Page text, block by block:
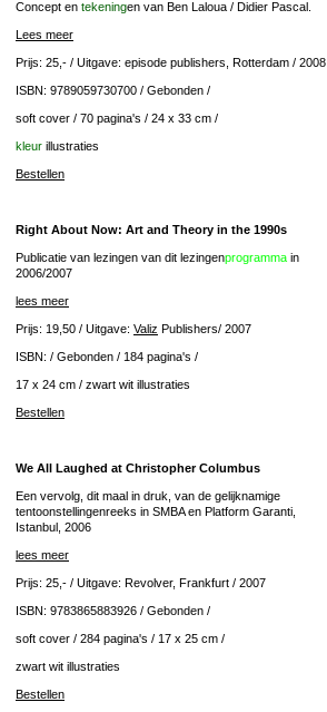
Concept en tekeningen van Ben Laloua / Didier Pascal.
Lees meer
Prijs: 25,- / Uitgave: episode publishers, Rotterdam / 2008
ISBN: 9789059730700 / Gebonden /
soft cover / 70 pagina's / 24 x 33 cm /
kleur illustraties
Bestellen
Right About Now: Art and Theory in the 1990s
Publicatie van lezingen van dit lezingenprogramma in
2006/2007
lees meer
Prijs: 19,50 / Uitgave: Valiz Publishers/ 2007
ISBN: / Gebonden / 184 pagina's /
17 x 24 cm / zwart wit illustraties
Bestellen
We All Laughed at Christopher Columbus
Een vervolg, dit maal in druk, van de gelijknamige
tentoonstellingenreeks in SMBA en Platform Garanti,
Istanbul, 2006
lees meer
Prijs: 25,- / Uitgave: Revolver, Frankfurt / 2007
ISBN: 9783865883926 / Gebonden /
soft cover / 284 pagina's / 17 x 25 cm /
zwart wit illustraties
Bestellen